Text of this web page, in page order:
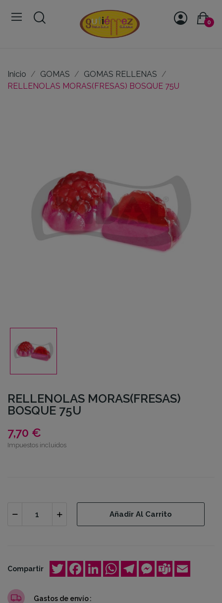
0
Inicio GOMAS
GOMAS RELLENAS
RELLENOLAS MORAS(FRESAS) BOSQUE 75U
RELLENOLAS MORAS(FRESAS)
BOSQUE 75U
7,70 €
Impuestos incluidos
Añadir Al Carrito
Compartir TwitterFacebookLinkedInWhatsAppTelegramMessenger
Teams
Gastos de envío